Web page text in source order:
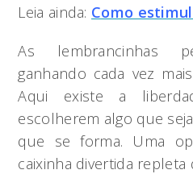
Leia ainda: Como
As lembrancinhas
ganhando cada vez
Aqui existe a
escolherem algo que
que se forma. Uma
caixinha divertida repleta